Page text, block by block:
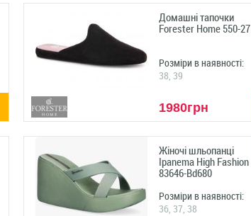
Домашні тапочки
Forester Home 550-27
Розміри в наявності:
38, 39
1980грн
Жіночі шльопанці
Ipanema High Fashion
83646-Bd680
Розміри в наявності:
36, 37, 38